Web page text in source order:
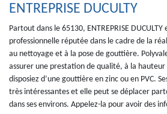
ENTREPRISE DUCULTY
Partout dans le 65130, ENTREPRISE
professionnelle réputée dans le cadre de la
au nettoyage et à la pose de gouttière.
assurer une prestation de qualité, à la hauteur
disposiez d’une gouttière en zinc ou en PVC.
très intéressantes et elle peut se déplacer
dans ses environs. Appelez-la pour avoir des